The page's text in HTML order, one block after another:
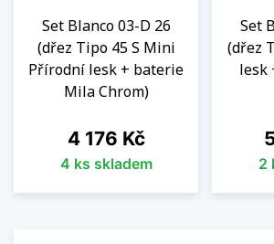
Set Blanco 03-D 26
(dřez Tipo 45 S Mini
Přírodní lesk + baterie
Mila Chrom)
Cena
4 176 Kč
4 ks skladem
Set
(dřez
lesk
2